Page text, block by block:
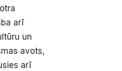
arī
un
avots,
arī